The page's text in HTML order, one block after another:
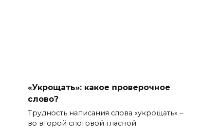
«Укрощать»: какое проверочное
слово?
Трудность написания слова «укрощать» –
во второй слоговой гласной.